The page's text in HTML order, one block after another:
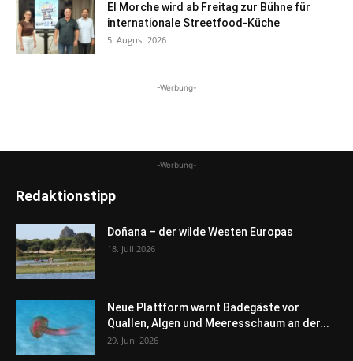
El Morche wird ab Freitag zur Bühne für
internationale Streetfood-Küche
5. August 2026
-Werbung-
-Werbung-
Redaktionstipp
Doñana – der wilde Westen Europas
18. Juli 2026
Neue Plattform warnt Badegäste vor
Quallen, Algen und Meeresschaum an der...
29. Juni 2026